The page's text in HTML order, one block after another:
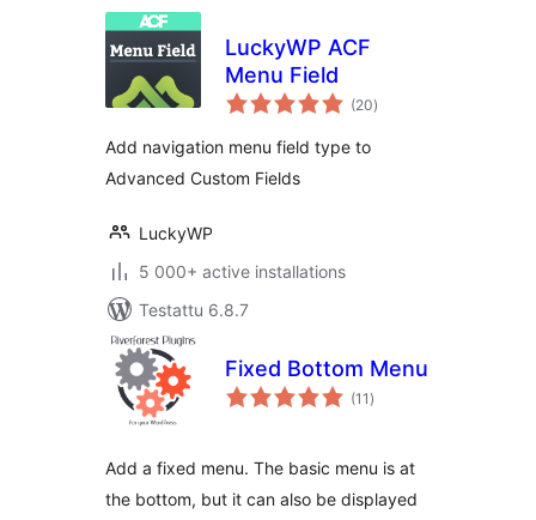
LuckyWP ACF
Menu Field
(20arvosanat
yhteensä
)
Add navigation menu field type to
Advanced Custom Fields
LuckyWP
5 000+ active installations
Testattu 6.8.7
Fixed Bottom Menu
(11 arvosanat
yhteensä
)
Add a fixed menu. The basic menu is at
the bottom, but it can also be displayed